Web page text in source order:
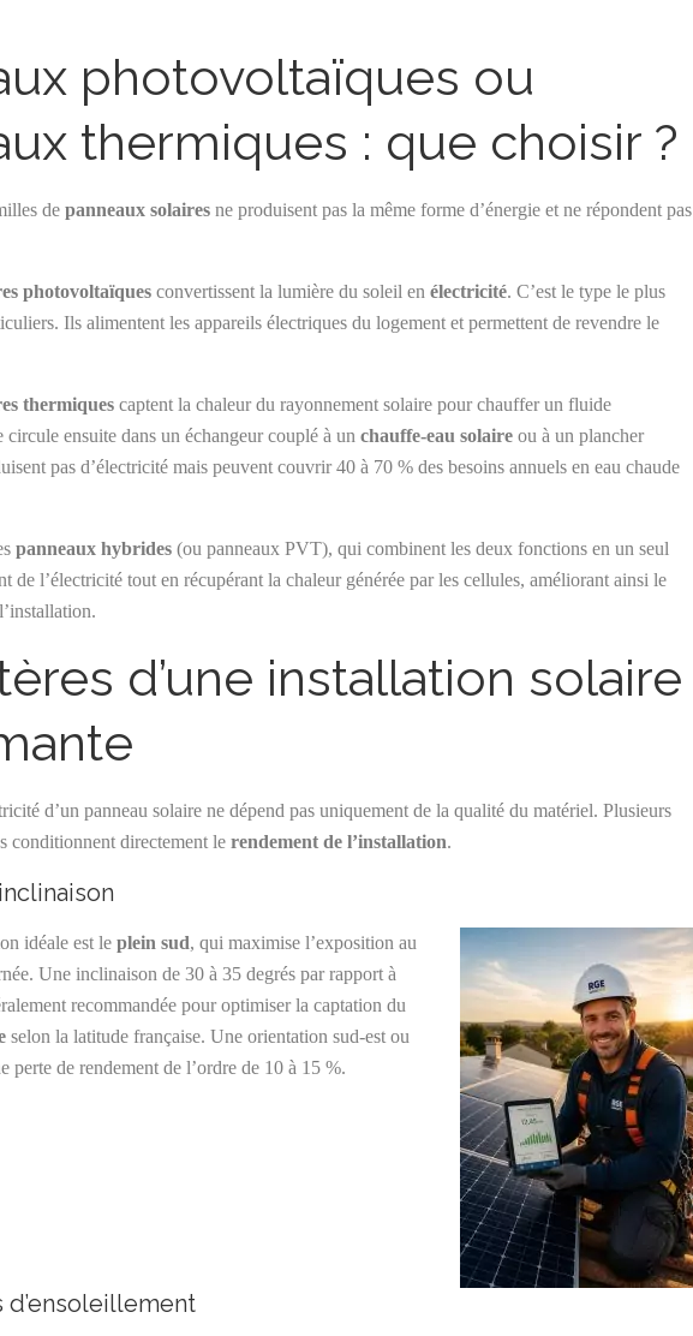
photovoltaïques ou
thermiques : que choisir ?
de panneaux solaires ne produisent pas la même forme d’énergie et ne répondent pas
photovoltaïques convertissent la lumière du soleil en électricité. C’est le type le plus
Ils alimentent les appareils électriques du logement et permettent de revendre le
thermiques captent la chaleur du rayonnement solaire pour chauffer un fluide
ensuite dans un échangeur couplé à un chauffe-eau solaire ou à un plancher
pas d’électricité mais peuvent couvrir 40 à 70 % des besoins annuels en eau chaude
panneaux hybrides (ou panneaux PVT), qui combinent les deux fonctions en un seul
de l’électricité tout en récupérant la chaleur générée par les cellules, améliorant ainsi le
d’une installation solaire
d’un panneau solaire ne dépend pas uniquement de la qualité du matériel. Plusieurs
conditionnent directement le rendement de l’installation.
idéale est le plein sud, qui maximise l’exposition au
Une inclinaison de 30 à 35 degrés par rapport à
recommandée pour optimiser la captation du
selon la latitude française. Une orientation sud-est ou
perte de rendement de l’ordre de 10 à 15 %.